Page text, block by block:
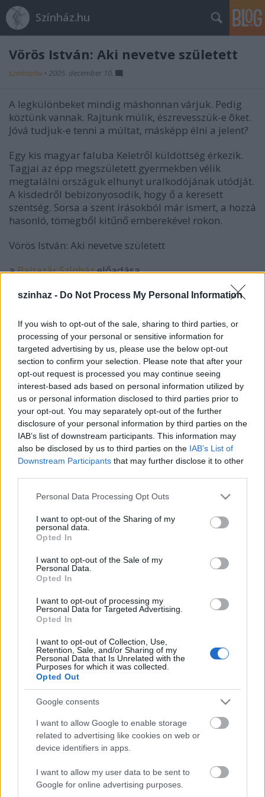
szinhaz - Do Not Process My Personal Information
If you wish to opt-out of the sale, sharing to third parties, or
processing of your personal or sensitive information for
targeted advertising by us, please use the below opt-out
section to confirm your selection. Please note that after your
opt-out request is processed you may continue seeing
interest-based ads based on personal information utilized by
us or personal information disclosed to third parties prior to
your opt-out. You may separately opt-out of the further
disclosure of your personal information by third parties on the
IAB’s list of downstream participants. This information may
also be disclosed by us to third parties on the IAB’s List of
Downstream Participants that may further disclose it to other
Please note that this website/app uses one or more Google
not limited to your visit or usage behaviour. You may click to
grant or deny consent to Google and its third-party tags to
use your data for below specified purposes in below Google
consent section.
Personal Data Processing Opt Outs
I want to opt-out of the Sharing of my
personal data.
Opted In
I want to opt-out of the Sale of my
Personal Data.
Opted In
I want to opt-out of processing my
Personal Data for Targeted Advertising.
Opted In
I want to opt-out of Collection, Use,
Retention, Sale, and/or Sharing of my
Personal Data that Is Unrelated with the
Purposes for which it was collected.
Opted Out
Google consents
I want to allow Google to enable storage
related to advertising like cookies on web or
device identifiers in apps.
I want to allow my user data to be sent to
Google for online advertising purposes.
Színház.hu
Vörös István: Aki nevetve született
szinhazhu • 2005. december 10.
A legkülönbeket mindig máshonnan várjuk. Pedig
köztünk vannak. Rajtunk múlik, észrevesszük-e õket.
Jóvá tudjuk-e tenni a múltat, másképp élni a jelent?
Egy kis magyar faluba Keletről küldöttség érkezik.
Tagjai az épp megszületett gyermekben vélik
megtalálni országuk elhunyt uralkodójának utódját.
A kisdedről bebizonyosodik, hogy ő a keresett
szentség. Sorsa a szent írásokból már ismert, a hozzá
hasonló, tömegből kitűnő emberekével rokon.
Vörös István: Aki nevetve született
aBaltazár Színházelőadása
december 12., hétfő (premier!),
december 14., szerda
19.00 Millenáris Fogadó
Lány: Kovács Veronika
Apa: Erdős Balázs
Anya: Horváth Szilvia
Bába: Taligás Anna
Harcos: Vörös Ferenc
Fiú: Szilvásy Márton
Cigányasszony: Keresztes Anna
Kórus: Kudari Réka, Janzsó Cecília
Rendező: Elek Dóra
forrás:Baltazár Színház
Ajánlott bejegyzések:
Indul az e-Trafó online programsorozat